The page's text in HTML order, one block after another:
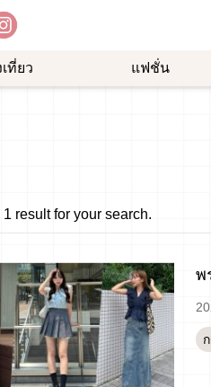
ที่ยว แฟชั่น
result for your search.
พ